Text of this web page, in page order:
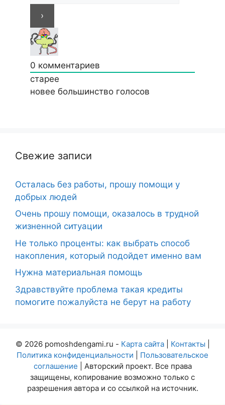
0 комментариев
старее
новее большинство голосов
Свежие записи
Осталась без работы, прошу помощи у
добрых людей
Очень прошу помощи, оказалось в трудной
жизненной ситуации
Не только проценты: как выбрать способ
накопления, который подойдет именно вам
Нужна материальная помощь
Здравствуйте проблема такая кредиты
помогите пожалуйста не берут на работу
© 2026 pomoshdengami.ru - Карта сайта| Контакты
Политика конфиденциальности
Пользовательское
соглашение | Авторский проект. Все права
защищены, копирование возможно только с
разрешения автора и со ссылкой на источник.